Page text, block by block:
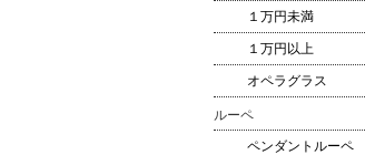
１万円未満
１万円以上
オペラグラス
ルーペ
ペンダントルーペ